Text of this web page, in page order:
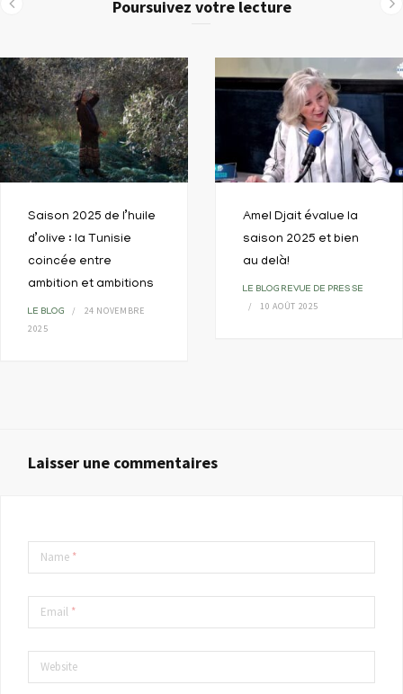
Poursuivez votre lecture
Saison 2025 de l’huile
d’olive : la Tunisie
coincée entre
ambition et ambitions
LE BLOG
24 NOVEMBRE
2025
Amel Djait évalue la
saison 2025 et bien
au delà!
LE BLOG REVUE DE PRESSE
10 AOÛT 2025
Laisser une commentaires
Name *
Email *
Website